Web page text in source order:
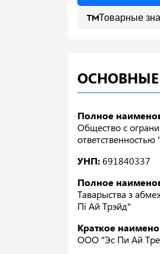
Товарные
Полное
Общество с
УНП:691840337
Полное
Таварыства з
Пi Ай Трэйд"
Краткое
ООО "Эс Пи Ай